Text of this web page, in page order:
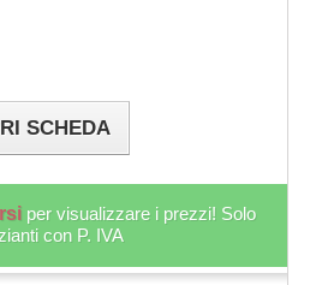
SCHEDA
per visualizzare i prezzi! Solo
con P. IVA